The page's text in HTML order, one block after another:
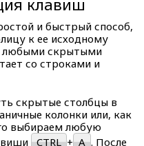
клавиш
и быстрый способ,
к ее исходному
любыми скрытыми
со строками и
скрытые столбцы в
колонки или, как
выбираем любую
CTRL + A . После